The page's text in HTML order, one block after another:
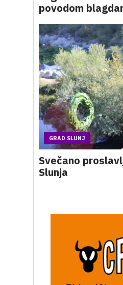
povodom
GRAD SLUNJ
Svečano
Slunja